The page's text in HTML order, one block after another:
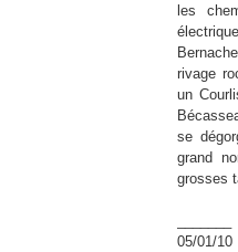
les
rivage
un
se
grand
grosses
05/01/10